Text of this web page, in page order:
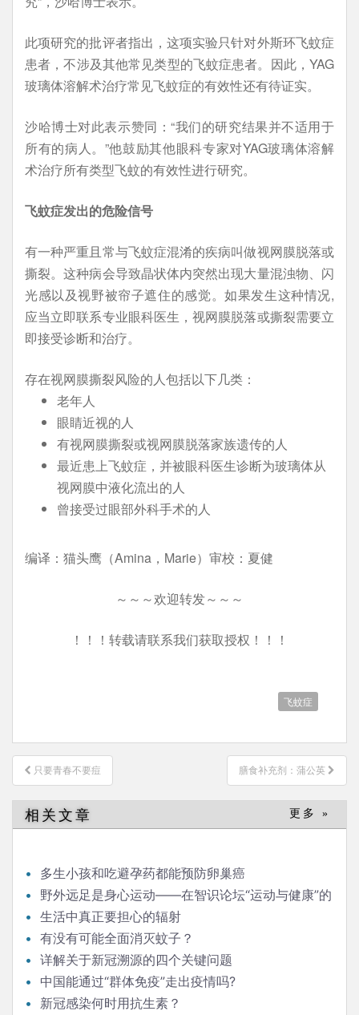
此项研究的批评者指出，这项实验只针对外斯环飞蚊症
患者，不涉及其他常见类型的飞蚊症患者。因此，YAG
玻璃体溶解术治疗常见飞蚊症的有效性还有待证实。
沙哈博士对此表示赞同：“我们的研究结果并不适用于
所有的病人。”他鼓励其他眼科专家对YAG玻璃体溶解
术治疗所有类型飞蚊的有效性进行研究。
飞蚊症发出的危险信号
有一种严重且常与飞蚊症混淆的疾病叫做视网膜脱落或
撕裂。这种病会导致晶状体内突然出现大量混浊物、闪
光感以及视野被帘子遮住的感觉。如果发生这种情况,
应当立即联系专业眼科医生，视网膜脱落或撕裂需要立
即接受诊断和治疗。
存在视网膜撕裂风险的人包括以下几类：
老年人
眼睛近视的人
有视网膜撕裂或视网膜脱落家族遗传的人
最近患上飞蚊症，并被眼科医生诊断为玻璃体从
视网膜中液化流出的人
曾接受过眼部外科手术的人
编译：猫头鹰（Amina，Marie）审校：夏健
～～～欢迎转发～～～
！！！转载请联系我们获取授权！！！
飞蚊症
文
章
导
航
只要青春不要痘 膳食补充剂：蒲公英
相关文章 更多 »
多生小孩和吃避孕药都能预防卵巢癌
野外远足是身心运动——在智识论坛“运动与健康”的
发言生活中真正要担心的辐射
有没有可能全面消灭蚊子？
详解关于新冠溯源的四个关键问题
中国能通过“群体免疫”走出疫情吗?
新冠感染何时用抗生素？